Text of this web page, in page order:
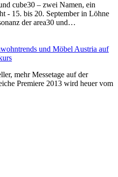
cube30 – zwei Namen, ein
- 15. bis 20. September in Löhne
der area30 und…
und Möbel Austria auf
mehr Messetage auf der
Premiere 2013 wird heuer vom